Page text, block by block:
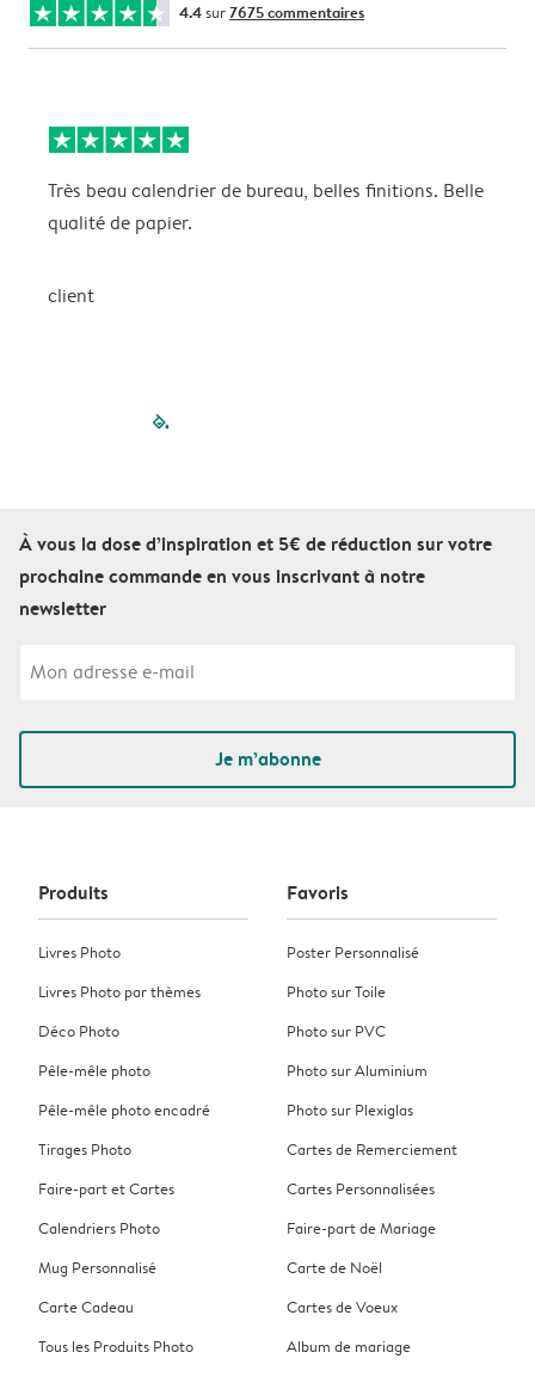
4.4sur7675 commentaires
Très beau calendrier de bureau, belles finitions. Belle
qualité de papier.
client
filled-pagination
À vous la dose d’inspiration et 5€ de réduction sur votre
prochaine commande en vous inscrivant à notre
newsletter
Je m’abonne
Produits
Livres Photo
Livres Photo par thèmes
Déco Photo
Pêle-mêle photo
Pêle-mêle photo encadré
Tirages Photo
Faire-part et Cartes
Calendriers Photo
Mug Personnalisé
Carte Cadeau
Tous les Produits Photo
Favoris
Poster Personnalisé
Photo sur Toile
Photo sur PVC
Photo sur Aluminium
Photo sur Plexiglas
Cartes de Remerciement
Cartes Personnalisées
Faire-part de Mariage
Carte de Noël
Cartes de Voeux
Album de mariage